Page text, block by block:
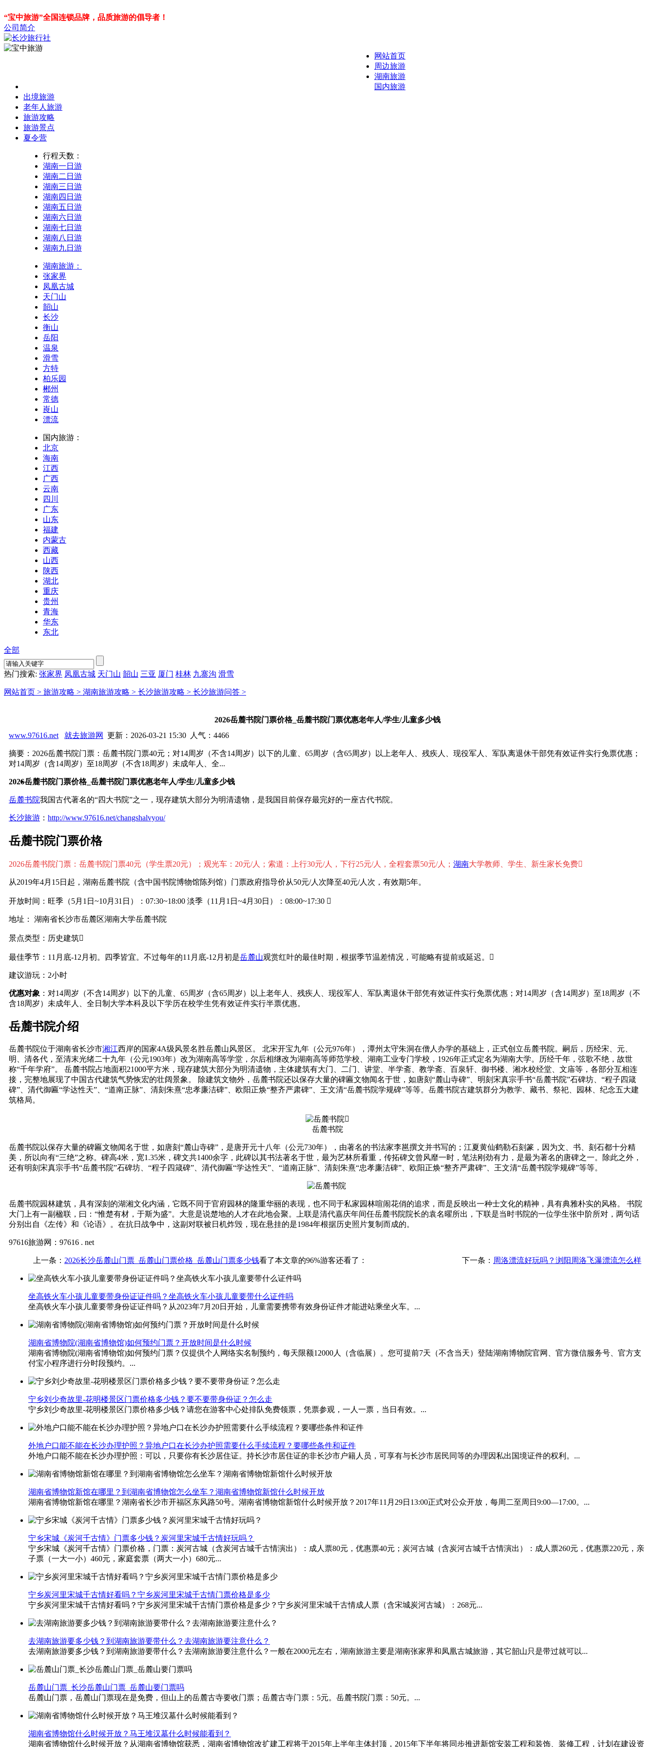
“宝中旅游”全国连锁品牌，品质旅游的倡导者！
公司简介
网站首页
周边旅游
湖南旅游
国内旅游
出境旅游
老年人旅游
旅游攻略
旅游景点
夏令营
行程天数：
湖南一日游
湖南二日游
湖南三日游
湖南四日游
湖南五日游
湖南六日游
湖南七日游
湖南八日游
湖南九日游
湖南旅游：
张家界
凤凰古城
天门山
韶山
长沙
衡山
岳阳
温泉
滑雪
方特
柏乐园
郴州
常德
崀山
漂流
国内旅游：
北京
海南
江西
广西
云南
四川
广东
山东
福建
内蒙古
西藏
山西
陕西
湖北
重庆
贵州
青海
华东
东北
全部
热门搜索: 张家界 凤凰古城 天门山 韶山 三亚 厦门 桂林 九寨沟 滑雪
网站首页 > 旅游攻略 > 湖南旅游攻略 > 长沙旅游攻略 > 长沙旅游问答 >
2026岳麓书院门票价格_岳麓书院门票优惠老年人/学生/儿童多少钱
www.97616.net
就去旅游网 更新：2026-03-21 15:30 人气： 4466
摘要：2026岳麓书院门票：岳麓书院门票40元；对14周岁（不含14周岁）以下的儿童、65周岁（含65周岁）以上老年人、残疾人、现役军人、军队离退休干部凭有效证件实行免票优惠；
对14周岁（含14周岁）至18周岁（不含18周岁）未成年人、全...
2026岳麓书院门票价格_岳麓书院门票优惠老年人/学生/儿童多少钱
岳麓书院我国古代著名的“四大书院”之一，现存建筑大部分为明清遗物，是我国目前保存最完好的一座古代书院。
长沙旅游 ： http://www.97616.net/changshalvyou/
岳麓书院门票价格
2026岳麓书院门票： 岳麓书院门票40元（学生票20元）；观光车：20元/人；索道：上行30元/人，下行25元/人，全程套票50元/人； 湖南大学教师、学生、新生家长免费
从2019年4月15日起，湖南岳麓书院（含中国书院博物馆陈列馆）门票政府指导价从50元/人次降至40元/人次，有效期5年。
开放时间：旺季（5月1日~10月31日）：07:30~18:00 淡季（11月1日~4月30日）：08:00~17:30 
地址： 湖南省长沙市岳麓区湖南大学岳麓书院
景点类型：历史建筑
最佳季节：11月底-12月初。四季皆宜。不过每年的11月底-12月初是岳麓山观赏红叶的最佳时期，根据季节温差情况，可能略有提前或延迟。
建议游玩：2小时
优惠对象 ：对14周岁（不含14周岁）以下的儿童、65周岁（含65周岁）以上老年人、残疾人、现役军人、军队离退休干部凭有效证件实行免票优惠；对14周岁（含14周岁）至18周岁（不
含18周岁）未成年人、全日制大学本科及以下学历在校学生凭有效证件实行半票优惠。
岳麓书院介绍
岳麓书院位于湖南省长沙市湘江西岸的国家4A级风景名胜岳麓山风景区。 北宋开宝九年（公元976年），潭州太守朱洞在僧人办学的基础上，正式创立岳麓书院。嗣后，历经宋、元、
明、清各代，至清末光绪二十九年（公元1903年）改为湖南高等学堂，尔后相继改为湖南高等师范学校、湖南工业专门学校，1926年正式定名为湖南大学。历经千年，弦歌不绝，故世
称“千年学府”。 岳麓书院占地面积21000平方米，现存建筑大部分为明清遗物，主体建筑有大门、二门、讲堂、半学斋、教学斋、百泉轩、御书楼、湘水校经堂、文庙等，各部分互相连
接，完整地展现了中国古代建筑气势恢宏的壮阔景象。 除建筑文物外，岳麓书院还以保存大量的碑匾文物闻名于世，如唐刻“麓山寺碑”、明刻宋真宗手书“岳麓书院”石碑坊、“程子四箴
碑”、清代御匾“学达性天”、“道南正脉”、清刻朱熹“忠孝廉洁碑”、欧阳正焕“整齐严肃碑”、王文清“岳麓书院学规碑”等等。岳麓书院古建筑群分为教学、藏书、祭祀、园林、纪念五大建
筑格局。

岳麓书院
岳麓书院以保存大量的碑匾文物闻名于世，如唐刻“麓山寺碑”，是唐开元十八年（公元730年），由著名的书法家李邕撰文并书写的；江夏黄仙鹤勒石刻篆，因为文、书、刻石都十分精
美，所以向有“三绝”之称。碑高4米，宽1.35米，碑文共1400余字，此碑以其书法著名于世，最为艺林所看重，传拓碑文曾风靡一时，笔法刚劲有力，是最为著名的唐碑之一。除此之外，
还有明刻宋真宗手书“岳麓书院”石碑坊、“程子四箴碑”、清代御匾“学达性天”、“道南正脉”、清刻朱熹“忠孝廉洁碑”、欧阳正焕“整齐严肃碑”、王文清“岳麓书院学规碑”等等。
岳麓书院园林建筑，具有深刻的湖湘文化内涵，它既不同于官府园林的隆重华丽的表现，也不同于私家园林喧闹花俏的追求，而是反映出一种士文化的精神，具有典雅朴实的风格。 书院
大门上有一副楹联，曰：“惟楚有材，于斯为盛”。大意是说楚地的人才在此地会聚。上联是清代嘉庆年间任岳麓书院院长的袁名曜所出，下联是当时书院的一位学生张中阶所对，两句话
分别出自《左传》和《论语》。在抗日战争中，这副对联被日机炸毁，现在悬挂的是1984年根据历史照片复制而成的。
97616旅游网：97616 . net
上一条： 2026长沙岳麓山门票_岳麓山门票价格_岳麓山门票多少钱 下一条： 周洛漂流好玩吗？浏阳周洛飞瀑漂流怎么样
看了本文章的96%游客还看了：
坐高铁火车小孩儿童要带身份证证件吗？坐高铁火车小孩儿童要带什么证件吗
坐高铁火车小孩儿童要带身份证证件吗？从2023年7月20日开始，儿童需要携带有效身份证件才能进站乘坐火车。...
湖南省博物院(湖南省博物馆)如何预约门票？开放时间是什么时候
湖南省博物院(湖南省博物馆)如何预约门票？仅提供个人网络实名制预约，每天限额12000人（含临展）。您可提前7天（不含当天）登陆湖南博物院官网、官方微信服务号、官方支
付宝小程序进行分时段预约。...
宁乡刘少奇故里-花明楼景区门票价格多少钱？要不要带身份证？怎么走
宁乡刘少奇故里-花明楼景区门票价格多少钱？请您在游客中心处排队免费领票，凭票参观，一人一票，当日有效。...
外地户口能不能在长沙办理护照？异地户口在长沙办护照需要什么手续流程？要哪些条件和证件
外地户口能不能在长沙办理护照：可以，只要你有长沙居住证。持长沙市居住证的非长沙市户籍人员，可享有与长沙市居民同等的办理因私出国境证件的权利。...
湖南省博物馆新馆在哪里？到湖南省博物馆怎么坐车​？湖南省博物馆新馆什么时候开放
湖南省博物馆新馆在哪里？湖南省长沙市开福区东风路50号。湖南省博物馆新馆什么时候开放？2017年11月29日13:00正式对公众开放，每周二至周日9:00—17:00。...
宁乡宋城《炭河千古情》门票多少钱？炭河里宋城千古情好玩吗？
宁乡宋城《炭河千古情》门票价格​，门票：炭河古城（含炭河古城千古情演出）：成人票80元，优惠票40元；炭河古城（含炭河古城千古情演出）：成人票260元，优惠票220元，亲
子票（一大一小）460元，家庭套票（两大一小）680元...
宁乡炭河里宋城千古情好看吗？宁乡炭河里宋城千古情门票价格是多少
宁乡炭河里宋城千古情好看吗？宁乡炭河里宋城千古情门票价格是多少？宁乡炭河里宋城千古情成人票（含宋城炭河古城）：268元...
去湖南旅游要多少钱？到湖南旅游要带什么？去湖南旅游要注意什么？
去湖南旅游要多少钱？到湖南旅游要带什么？去湖南旅游要注意什么？一般在2000元左右，湖南旅游主要是湖南张家界和凤凰古城旅游，其它韶山只是带过就可以...
岳麓山门票_长沙岳麓山门票_岳麓山要门票吗
岳麓山门票，岳麓山门票现在是免费，但山上的岳麓古寺要收门票；岳麓古寺门票：5元。岳麓书院门票：50元。...
湖南省博物馆什么时候开放？马王堆汉墓什么时候能看到？
湖南省博物馆什么时候开放？从湖南省博物馆获悉，湖南省博物馆改扩建工程将于2015年上半年主体封顶，2015年下半年将同步推进新馆安装工程和装饰、装修工程，计划在建设资